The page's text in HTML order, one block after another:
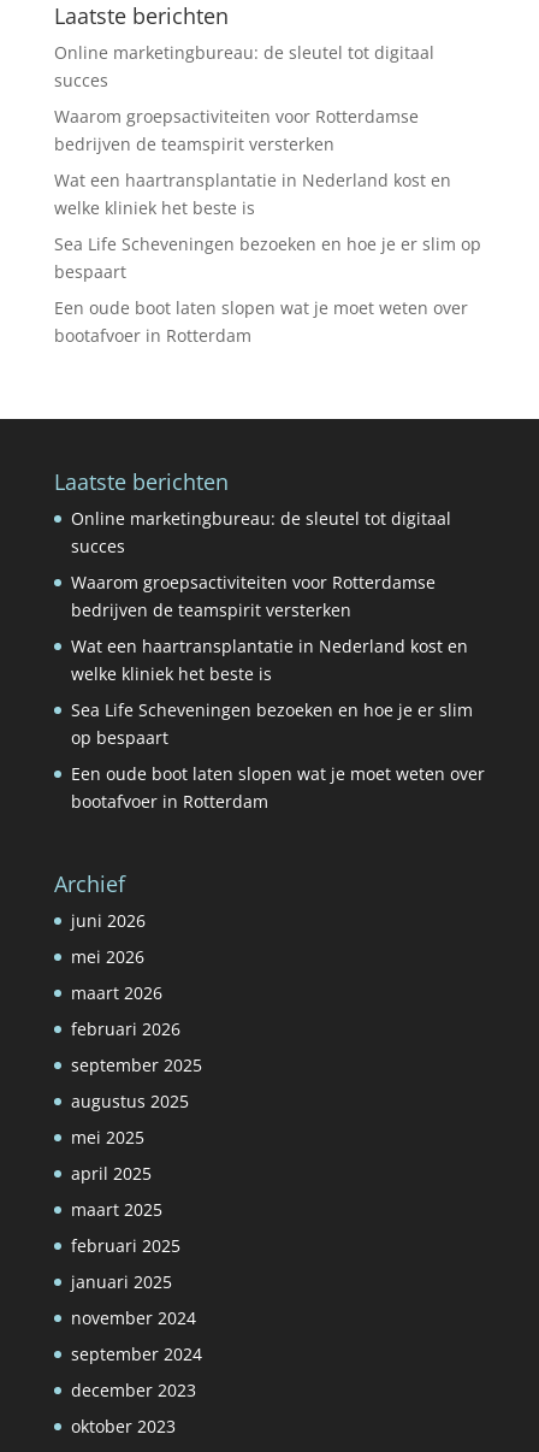
Laatste berichten
Online marketingbureau: de sleutel tot digitaal
succes
Waarom groepsactiviteiten voor Rotterdamse
bedrijven de teamspirit versterken
Wat een haartransplantatie in Nederland kost en
welke kliniek het beste is
Sea Life Scheveningen bezoeken en hoe je er slim op
bespaart
Een oude boot laten slopen wat je moet weten over
bootafvoer in Rotterdam
Laatste berichten
Online marketingbureau: de sleutel tot digitaal
succes
Waarom groepsactiviteiten voor Rotterdamse
bedrijven de teamspirit versterken
Wat een haartransplantatie in Nederland kost en
welke kliniek het beste is
Sea Life Scheveningen bezoeken en hoe je er slim
op bespaart
Een oude boot laten slopen wat je moet weten over
bootafvoer in Rotterdam
Archief
juni 2026
mei 2026
maart 2026
februari 2026
september 2025
augustus 2025
mei 2025
april 2025
maart 2025
februari 2025
januari 2025
november 2024
september 2024
december 2023
oktober 2023